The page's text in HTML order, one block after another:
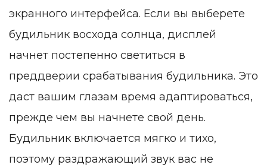
экранного интерфейса. Если вы выберете
будильник восхода солнца, дисплей
начнет постепенно светиться в
преддверии срабатывания будильника. Это
даст вашим глазам время адаптироваться,
прежде чем вы начнете свой день.
Будильник включается мягко и тихо,
поэтому раздражающий звук вас не